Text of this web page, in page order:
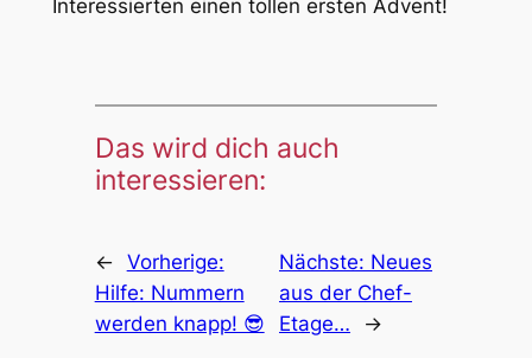
Interessierten einen tollen ersten Advent!
Das wird dich auch
interessieren:
← Vorherige:
Hilfe: Nummern
werden knapp! 😎
Nächste: Neues
aus der Chef-
Etage…
→